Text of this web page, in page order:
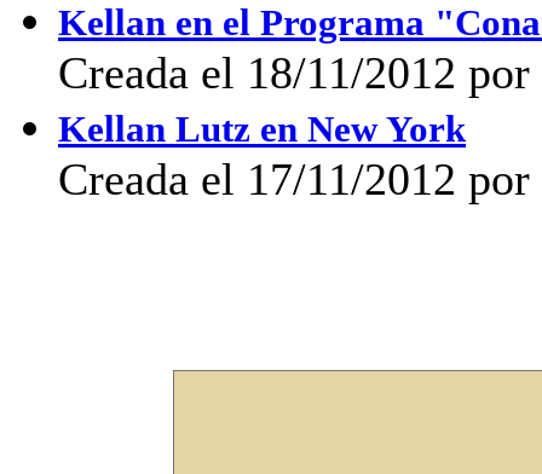
Kellan en el Programa
Creada el 18/11/2012
Kellan Lutz en New York
Creada el 17/11/2012